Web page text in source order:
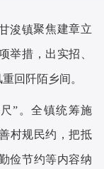
浚镇聚焦建章立
举措，出实招、
回阡陌乡间。
”。全镇统筹施
村规民约，把抵
俭节约等内容纳